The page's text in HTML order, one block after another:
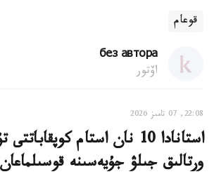
قوعام
без автора
اۆتور
22:08, 07 تامىز 2026
استانادا 10 نان استام
ورتالىق جىلۋ جۇيەسىنە قوسىلماعان